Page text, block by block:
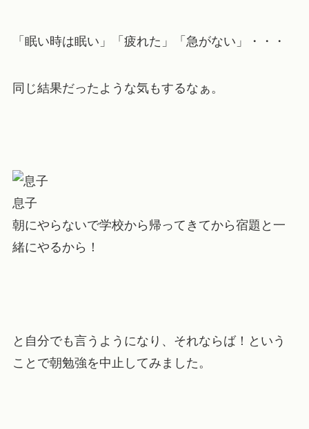
「眠い時は眠い」「疲れた」「急がない」・・・
同じ結果だったような気もするなぁ。
息子
朝にやらないで学校から帰ってきてから宿題と一
緒にやるから！
と自分でも言うようになり、それならば！という
ことで朝勉強を中止してみました。